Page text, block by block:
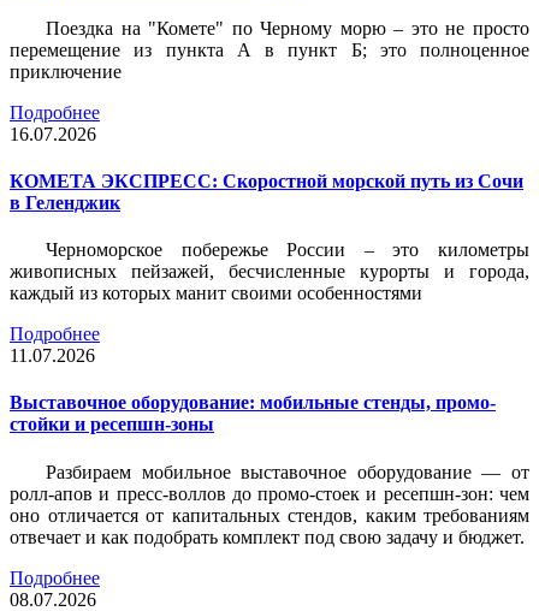
Поездка на "Комете" по Черному морю – это не просто
перемещение из пункта А в пункт Б; это полноценное
приключение
Подробнее
16.07.2026
КОМЕТА ЭКСПРЕСС: Скоростной морской путь из Сочи
в Геленджик
Черноморское побережье России – это километры
живописных пейзажей, бесчисленные курорты и города,
каждый из которых манит своими особенностями
Подробнее
11.07.2026
Выставочное оборудование: мобильные стенды, промо-
стойки и ресепшн-зоны
Разбираем мобильное выставочное оборудование — от
ролл-апов и пресс-воллов до промо-стоек и ресепшн-зон: чем
оно отличается от капитальных стендов, каким требованиям
отвечает и как подобрать комплект под свою задачу и бюджет.
Подробнее
08.07.2026